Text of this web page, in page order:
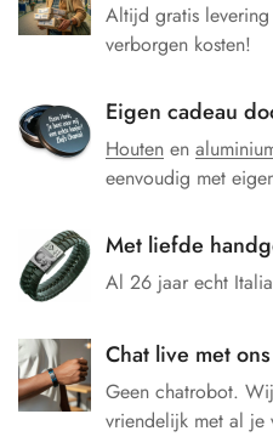
Altijd gratis
verborgen kosten!
Eigen cadeau
Houten en
eenvoudig met
Met liefde
Al 26 jaar echt
Chat live met ons
Geen chatrobot.
vriendelijk met al je